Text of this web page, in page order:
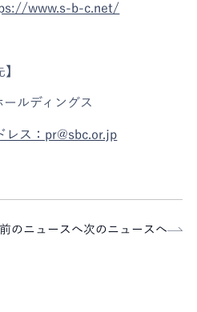
www.s-b-c.net/
ルディングス
レス：pr@sbc.or.jp
前のニュースへ次のニュースへ